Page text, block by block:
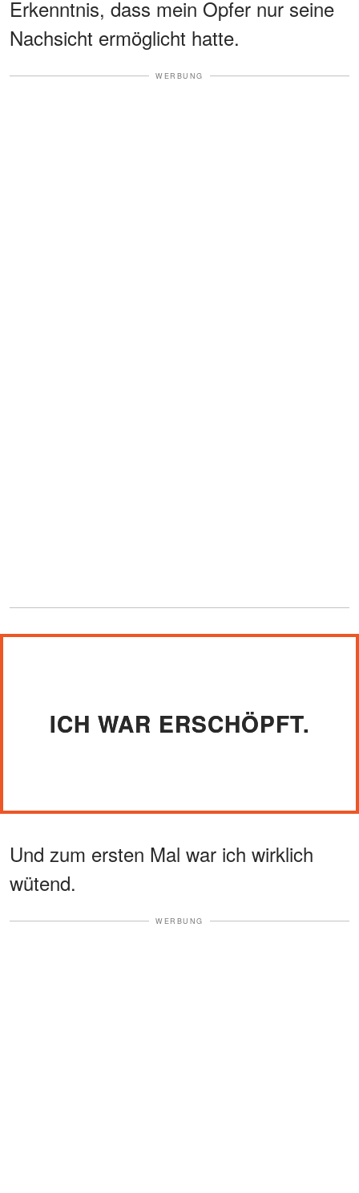
Erkenntnis, dass mein Opfer nur seine
Nachsicht ermöglicht hatte.
WERBUNG
ICH WAR ERSCHÖPFT.
Und zum ersten Mal war ich wirklich
wütend.
WERBUNG